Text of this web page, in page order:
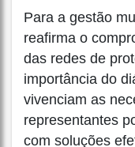
Para a gestão
reafirma o
das redes de
importância do
vivenciam as
representantes
com soluções